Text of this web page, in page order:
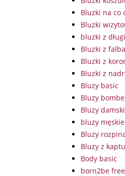
Bluzki na co
Bluzki
bluzki z
Bluzki z
Bluzki z
Bluzki z
Bluzy basic
Bluzy
Bluzy
bluzy męskie
Bluzy
Bluzy z
Body basic
born2be free